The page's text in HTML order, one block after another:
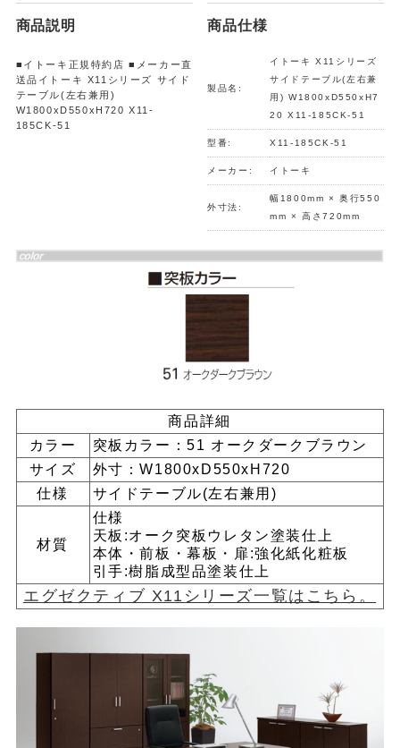
商品説明
■イトーキ正規特約店 ■メーカー直
送品イトーキ X11シリーズ サイド
テーブル(左右兼用)
W1800xD550xH720 X11-
185CK-51
商品仕様
製品名:
イトーキ X11シリーズ
サイドテーブル(左右兼
用) W1800xD550xH7
20 X11-185CK-51
型番: X11-185CK-51
メーカー: イトーキ
外寸法:
幅1800mm × 奥行550
mm × 高さ720mm
商品詳細
カラー
突板カラー：51 オークダークブラウン
サイズ
外寸：W1800xD550xH720
仕様
サイドテーブル(左右兼用)
材質
仕様
天板:オーク突板ウレタン塗装仕上
本体・前板・幕板・扉:強化紙化粧板
引手:樹脂成型品塗装仕上
エグゼクティブ X11シリーズ一覧はこちら。